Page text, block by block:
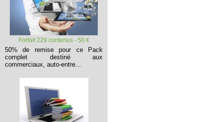
Forfait 229 contenus - 50 €
50% de remise pour ce Pack
complet destiné aux
commerciaux, auto-entre...